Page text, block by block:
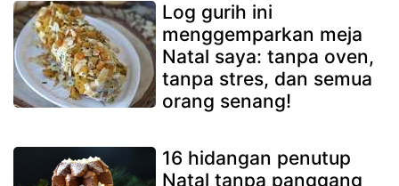
Log gurih ini
menggemparkan meja
Natal saya: tanpa oven,
tanpa stres, dan semua
orang senang!
16 hidangan penutup
Natal tanpa panggang